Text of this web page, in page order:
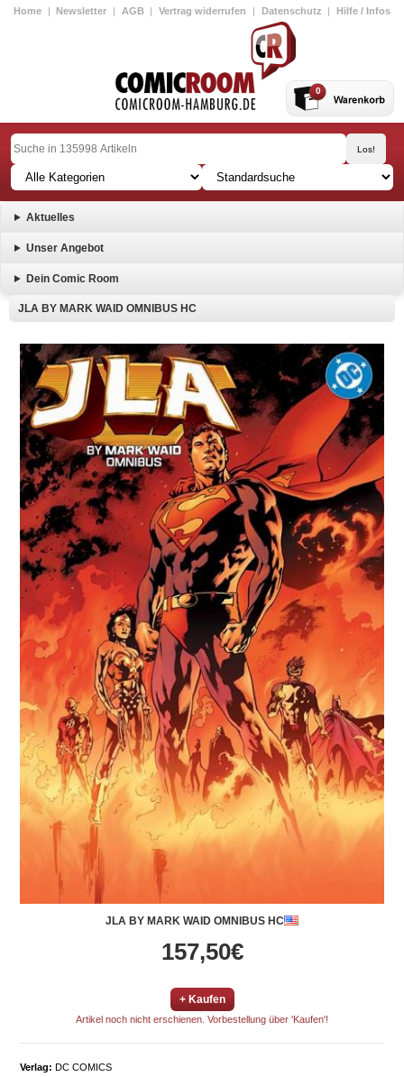
Home | Newsletter | AGB | Vertrag widerrufen | Datenschutz | Hilfe / Infos
0
Aktuelles
Unser Angebot
Dein Comic Room
JLA BY MARK WAID OMNIBUS HC
JLA BY MARK WAID OMNIBUS HC
157,50€
+ Kaufen
Artikel noch nicht erschienen. Vorbestellung über 'Kaufen'!
Verlag: DC COMICS